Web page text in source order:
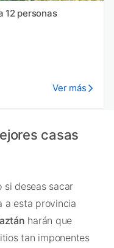
12 personas
Ver más
casas
si deseas sacar
a esta provincia
harán que
tan imponentes